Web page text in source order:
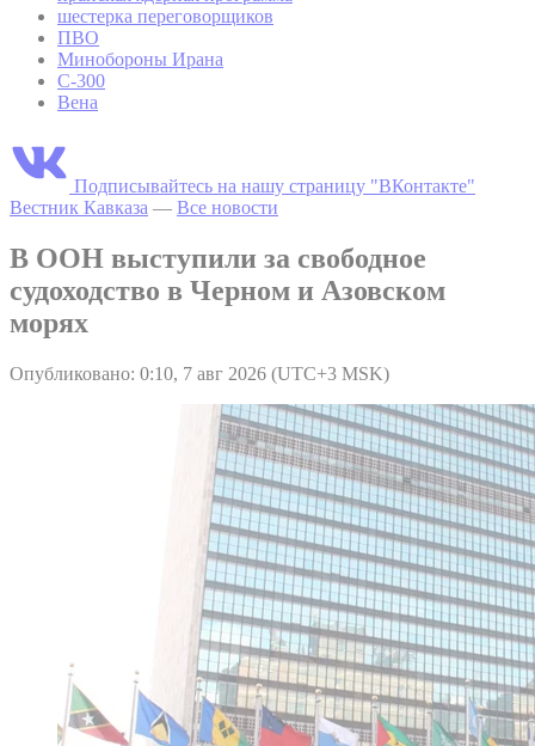
шестерка переговорщиков
ПВО
Минобороны Ирана
С-300
Вена
Подписывайтесь на нашу страницу "ВКонтакте"
Вестник Кавказа — Все новости
В ООН выступили за свободное
судоходство в Черном и Азовском
морях
Опубликовано: 0:10, 7 авг 2026 (UTC+3 MSK)